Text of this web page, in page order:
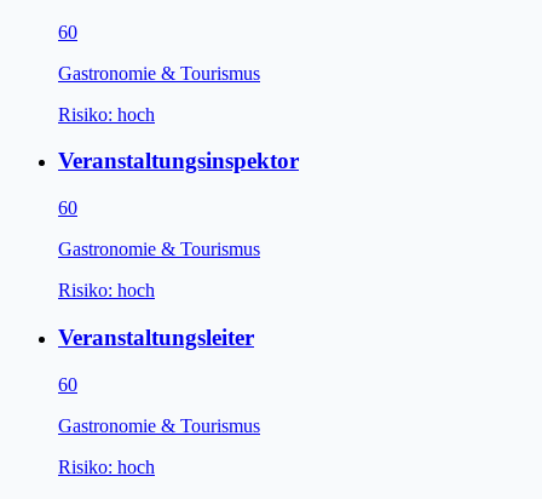
60
Gastronomie & Tourismus
Risiko: hoch
Veranstaltungsinspektor
60
Gastronomie & Tourismus
Risiko: hoch
Veranstaltungsleiter
60
Gastronomie & Tourismus
Risiko: hoch